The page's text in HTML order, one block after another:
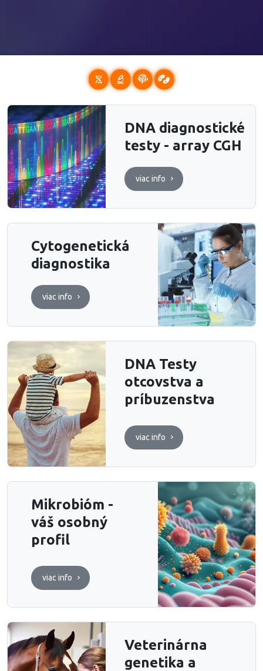
DNA diagnostické
testy - array CGH
viac info
Cytogenetická
diagnostika
viac info
DNA Testy
otcovstva a
príbuzenstva
viac info
Mikrobióm -
váš osobný
profil
viac info
Veterinárna
genetika a